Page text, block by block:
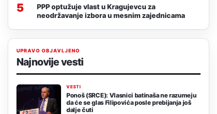
5
PPP optužuje vlast u Kragujevcu za
neodržavanje izbora u mesnim zajednicama
UPRAVO OBJAVLJENO
Najnovije vesti
VESTI
Ponoš (SRCE): Vlasnici batinaša ne razumeju
da će se glas Filipovića posle prebijanja još
dalje čuti